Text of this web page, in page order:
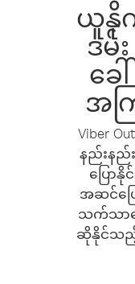
ယူနို
ဒမ်
ခေ
အက
Viber
နည်းနည်း
ပြော
အဆင်ပြ
သက်သာသေ
ဆိုနိုင်သည့်